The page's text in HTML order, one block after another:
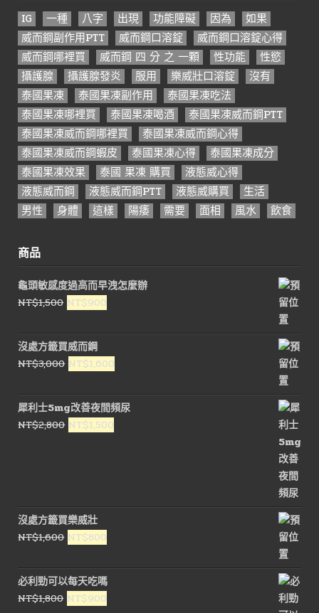
IG 一種 八字 出現 功能障礙 因為
如果
威而鋼副作用PTT
威而鋼口溶錠
威而鋼口溶錠心得
威而鋼哪裡買
威而鋼 四 分 之 一顆 性功能
性慾
攝護腺
攝護腺發炎 服用 樂威壯口溶錠
沒有
泰國果凍
泰國果凍副作用
泰國果凍吃法
泰國果凍哪裡買
泰國果凍喝酒
泰國果凍威而鋼PTT
泰國果凍威而鋼哪裡買
泰國果凍威而鋼心得
泰國果凍威而鋼蝦皮
泰國果凍心得
泰國果凍成分
泰國果凍效果
泰國 果凍 購買
液態威心得
液態威而鋼
液態威而鋼PTT 液態威購買
生活
男性
身體 這樣 陽痿 需要 面相 風水 飲食
商品
龜頭敏感度過高而早洩怎麼辦
NT$1,500 原
價
格：
NT$1,500。
NT$900
價
格：
NT$900。
沒處方籤買威而鋼
NT$3,000 原
價
格：
NT$3,000。
NT$1,600
價
格：
犀利士5mg改善夜間頻尿
NT$2,800 原
NT$1,500
沒處方籤買樂威壯
NT$1,600 原
價
格：
NT$1,600。
NT$800
價
格：
NT$800。
必利勁可以每天吃嗎
NT$1,800 原
NT$900